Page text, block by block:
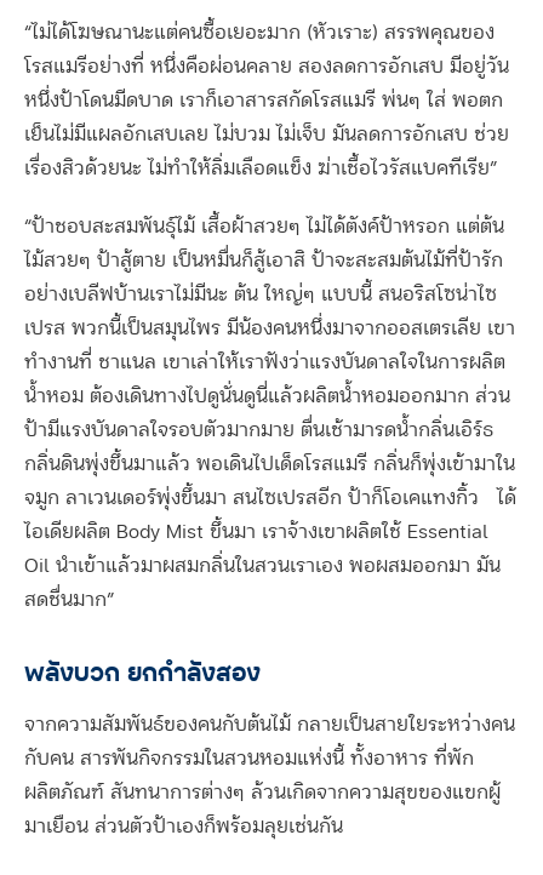
“ไม่ได้โฆษณานะแต่คนซื้อเยอะมาก (หัวเราะ) สรรพคุณของ
โรสแมรีอย่างที่ หนึ่งคือผ่อนคลาย สองลดการอักเสบ มีอยู่วัน
หนึ่งป้าโดนมีดบาด เราก็เอาสารสกัดโรสแมรี พ่นๆ ใส่ พอตก
เย็นไม่มีแผลอักเสบเลย ไม่บวม ไม่เจ็บ มันลดการอักเสบ ช่วย
เรื่องสิวด้วยนะ ไม่ทำให้ลิ่มเลือดแข็ง ฆ่าเชื้อไวรัสแบคทีเรีย”
“ป้าชอบสะสมพันธุ์ไม้ เสื้อผ้าสวยๆ ไม่ได้ตังค์ป้าหรอก แต่ต้น
ไม้สวยๆ ป้าสู้ตาย เป็นหมื่นก็สู้เอาสิ ป้าจะสะสมต้นไม้ที่ป้ารัก
อย่างเบลีฟบ้านเราไม่มีนะ ต้น ใหญ่ๆ แบบนี้ สนอริสโซน่าไซ
เปรส พวกนี้เป็นสมุนไพร มีน้องคนหนึ่งมาจากออสเตรเลีย เขา
ทำงานที่ ชาแนล เขาเล่าให้เราฟังว่าแรงบันดาลใจในการผลิต
น้ำหอม ต้องเดินทางไปดูนั่นดูนี่แล้วผลิตน้ำหอมออกมาก ส่วน
ป้ามีแรงบันดาลใจรอบตัวมากมาย ตื่นเช้ามารดน้ำกลิ่นเอิร์ธ
กลิ่นดินพุ่งขึ้นมาแล้ว พอเดินไปเด็ดโรสแมรี กลิ่นก็พุ่งเข้ามาใน
จมูก ลาเวนเดอร์พุ่งขึ้นมา สนไซเปรสอีก ป้าก็โอเคแทงกิ้ว ได้
ไอเดียผลิต Body Mist ขึ้นมา เราจ้างเขาผลิตใช้ Essential
Oil นำเข้าแล้วมาผสมกลิ่นในสวนเราเอง พอผสมออกมา มัน
สดชื่นมาก”
พลังบวก ยกกำลังสอง
จากความสัมพันธ์ของคนกับต้นไม้ กลายเป็นสายใยระหว่างคน
กับคน สารพันกิจกรรมในสวนหอมแห่งนี้ ทั้งอาหาร ที่พัก
ผลิตภัณฑ์ สันทนาการต่างๆ ล้วนเกิดจากความสุขของแขกผู้
มาเยือน ส่วนตัวป้าเองก็พร้อมลุยเช่นกัน